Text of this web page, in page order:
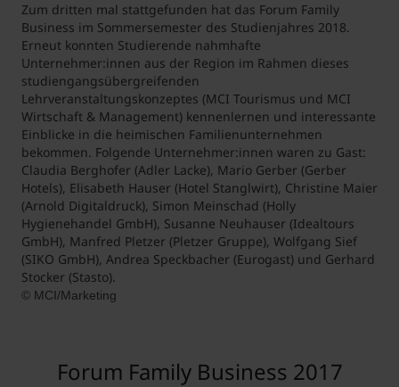
Zum dritten mal stattgefunden hat das Forum Family
Business im Sommersemester des Studienjahres 2018.
Erneut konnten Studierende nahmhafte
Unternehmer:innen aus der Region im Rahmen dieses
studiengangsübergreifenden
Lehrveranstaltungskonzeptes (MCI Tourismus und MCI
Wirtschaft & Management) kennenlernen und interessante
Einblicke in die heimischen Familienunternehmen
bekommen. Folgende Unternehmer:innen waren zu Gast:
Claudia Berghofer (Adler Lacke), Mario Gerber (Gerber
Hotels), Elisabeth Hauser (Hotel Stanglwirt), Christine Maier
(Arnold Digitaldruck), Simon Meinschad (Holly
Hygienehandel GmbH), Susanne Neuhauser (Idealtours
GmbH), Manfred Pletzer (Pletzer Gruppe), Wolfgang Sief
(SIKO GmbH), Andrea Speckbacher (Eurogast) und Gerhard
Stocker (Stasto).
© MCI/Marketing
Forum Family Business 2017